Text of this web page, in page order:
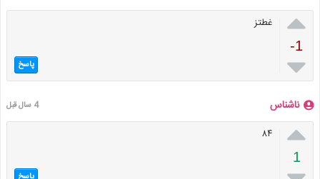

-1

غطتز
پاسخ
ناشناس 4 سال قبل

1
۸۴